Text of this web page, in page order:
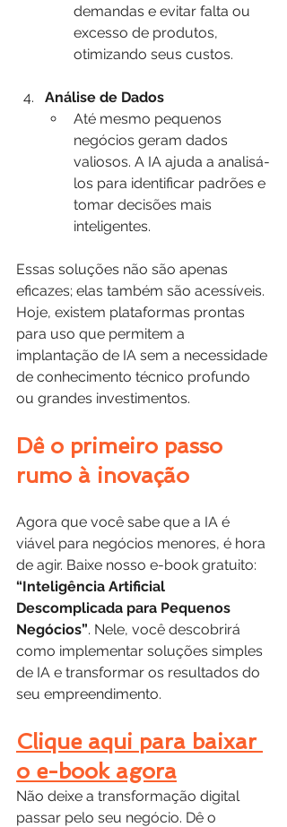
demandas e evitar falta ou
excesso de produtos,
otimizando seus custos.
Análise de Dados
Até mesmo pequenos
negócios geram dados
valiosos. A IA ajuda a analisá-
los para identificar padrões e
tomar decisões mais
inteligentes.
Essas soluções não são apenas
eficazes; elas também são acessíveis.
Hoje, existem plataformas prontas
para uso que permitem a
implantação de IA sem a necessidade
de conhecimento técnico profundo
ou grandes investimentos.
Dê o primeiro passo
rumo à inovação
Agora que você sabe que a IA é
viável para negócios menores, é hora
de agir. Baixe nosso e-book gratuito:
“Inteligência Artificial
Descomplicada para Pequenos
Negócios”. Nele, você descobrirá
como implementar soluções simples
de IA e transformar os resultados do
seu empreendimento.
Clique aqui para baixar
o e-book agora
Não deixe a transformação digital
passar pelo seu negócio. Dê o